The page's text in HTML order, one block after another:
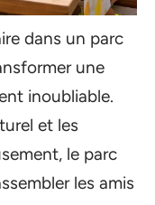
dans un parc
une
inoubliable.
et les
le parc
les amis